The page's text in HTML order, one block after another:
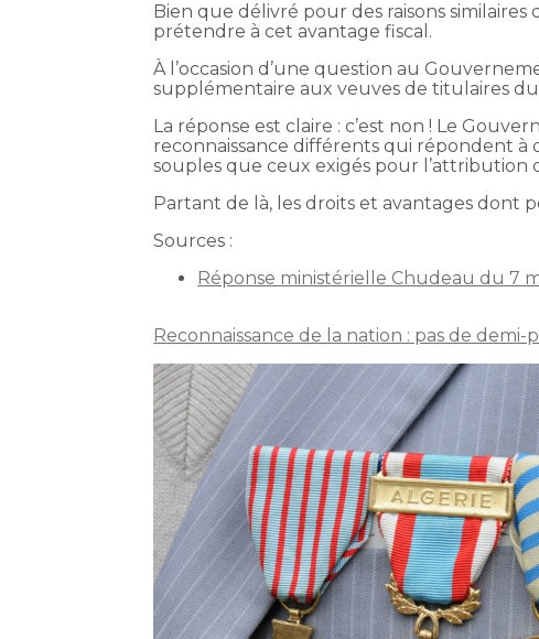
Bien que délivré pour des raisons
prétendre à cet avantage fiscal.
À l’occasion d’une question au
supplémentaire aux veuves de titulaires du
La réponse est claire : c’est non ! Le
reconnaissance différents qui répondent à
souples que ceux exigés pour l’attribution
Partant de là, les droits et avantages
Sources :
Réponse ministérielle Chudeau du 7
Reconnaissance de la nation : pas de